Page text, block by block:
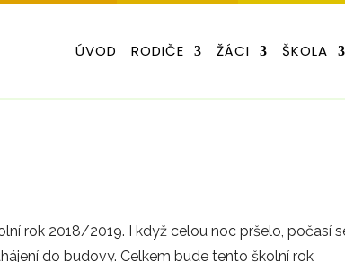
ÚVOD RODIČE ŽÁCI ŠKOLA
rok 2018/2019. I když celou noc pršelo, počasí
do budovy. Celkem bude tento školní rok